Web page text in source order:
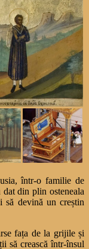
într-o familie de
din plin osteneala
să devină un creștin
fața de la grijile și
să crească într-însul